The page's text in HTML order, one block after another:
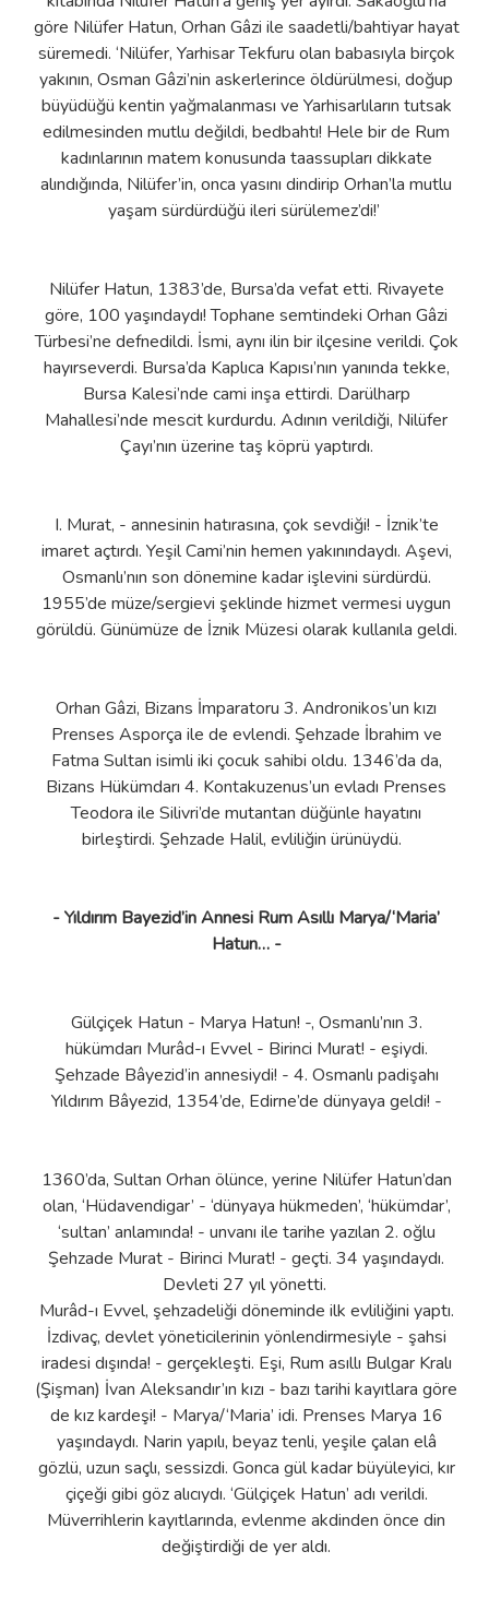
göre Nilüfer Hatun, Orhan Gâzi ile saadetli/bahtiyar hayat
süremedi. ‘Nilüfer, Yarhisar Tekfuru olan babasıyla birçok
yakının, Osman Gâzi’nin askerlerince öldürülmesi, doğup
büyüdüğü kentin yağmalanması ve Yarhisarlıların tutsak
edilmesinden mutlu değildi, bedbahtı! Hele bir de Rum
kadınlarının matem konusunda taassupları dikkate
alındığında, Nilüfer’in, onca yasını dindirip Orhan’la mutlu
yaşam sürdürdüğü ileri sürülemez’di!’
Nilüfer Hatun, 1383’de, Bursa’da vefat etti. Rivayete
göre, 100 yaşındaydı! Tophane semtindeki Orhan Gâzi
Türbesi’ne defnedildi. İsmi, aynı ilin bir ilçesine verildi. Çok
hayırseverdi. Bursa’da Kaplıca Kapısı’nın yanında tekke,
Bursa Kalesi’nde cami inşa ettirdi. Darülharp
Mahallesi’nde mescit kurdurdu. Adının verildiği, Nilüfer
Çayı’nın üzerine taş köprü yaptırdı.
I. Murat, - annesinin hatırasına, çok sevdiği! - İznik’te
imaret açtırdı. Yeşil Cami’nin hemen yakınındaydı. Aşevi,
Osmanlı’nın son dönemine kadar işlevini sürdürdü.
1955’de müze/sergievi şeklinde hizmet vermesi uygun
görüldü. Günümüze de İznik Müzesi olarak kullanıla geldi.
Orhan Gâzi, Bizans İmparatoru 3. Andronikos’un kızı
Prenses Asporça ile de evlendi. Şehzade İbrahim ve
Fatma Sultan isimli iki çocuk sahibi oldu. 1346’da da,
Bizans Hükümdarı 4. Kontakuzenus’un evladı Prenses
Teodora ile Silivri’de mutantan düğünle hayatını
birleştirdi. Şehzade Halil, evliliğin ürünüydü.
- Yıldırım Bayezid’in Annesi Rum Asıllı Marya/‘Maria’
Hatun… -
Gülçiçek Hatun - Marya Hatun! -, Osmanlı’nın 3.
hükümdarı Murâd-ı Evvel - Birinci Murat! - eşiydi.
Şehzade Bâyezid’in annesiydi! - 4. Osmanlı padişahı
Yıldırım Bâyezid, 1354’de, Edirne’de dünyaya geldi! -
1360’da, Sultan Orhan ölünce, yerine Nilüfer Hatun’dan
olan, ‘Hüdavendigar’ - ‘dünyaya hükmeden’, ‘hükümdar’,
‘sultan’ anlamında! - unvanı ile tarihe yazılan 2. oğlu
Şehzade Murat - Birinci Murat! - geçti. 34 yaşındaydı.
Devleti 27 yıl yönetti.
Murâd-ı Evvel, şehzadeliği döneminde ilk evliliğini yaptı.
İzdivaç, devlet yöneticilerinin yönlendirmesiyle - şahsi
iradesi dışında! - gerçekleşti. Eşi, Rum asıllı Bulgar Kralı
(Şişman) İvan Aleksandır’ın kızı - bazı tarihi kayıtlara göre
de kız kardeşi! - Marya/‘Maria’ idi. Prenses Marya 16
yaşındaydı. Narin yapılı, beyaz tenli, yeşile çalan elâ
gözlü, uzun saçlı, sessizdi. Gonca gül kadar büyüleyici, kır
çiçeği gibi göz alıcıydı. ‘Gülçiçek Hatun’ adı verildi.
Müverrihlerin kayıtlarında, evlenme akdinden önce din
değiştirdiği de yer aldı.